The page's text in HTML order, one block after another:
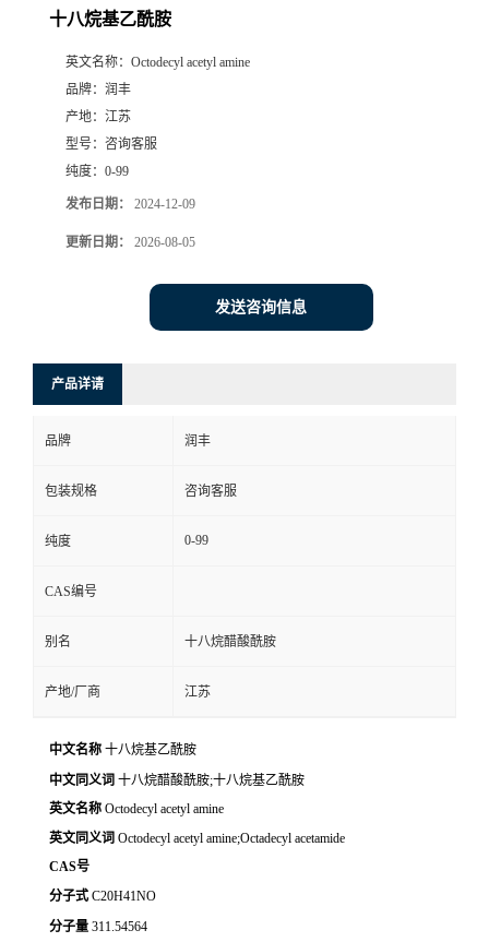
十八烷基乙酰胺
英文名称： Octodecyl acetyl amine
品牌： 润丰
产地： 江苏
型号： 咨询客服
纯度： 0-99
发布日期： 2024-12-09
更新日期： 2026-08-05
发送咨询信息
产品详请
品牌 润丰
包装规格 咨询客服
纯度 0-99
CAS编号
别名 十八烷醋酸酰胺
产地/厂商 江苏
中文名称 十八烷基乙酰胺
中文同义词 十八烷醋酸酰胺;十八烷基乙酰胺
英文名称 Octodecyl acetyl amine
英文同义词 Octodecyl acetyl amine;Octadecyl acetamide
CAS号
分子式 C20H41NO
分子量 311.54564